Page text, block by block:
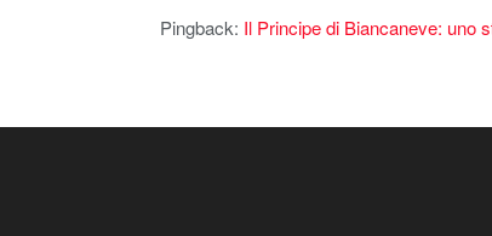
Pingback: Il Principe di Biancaneve: uno